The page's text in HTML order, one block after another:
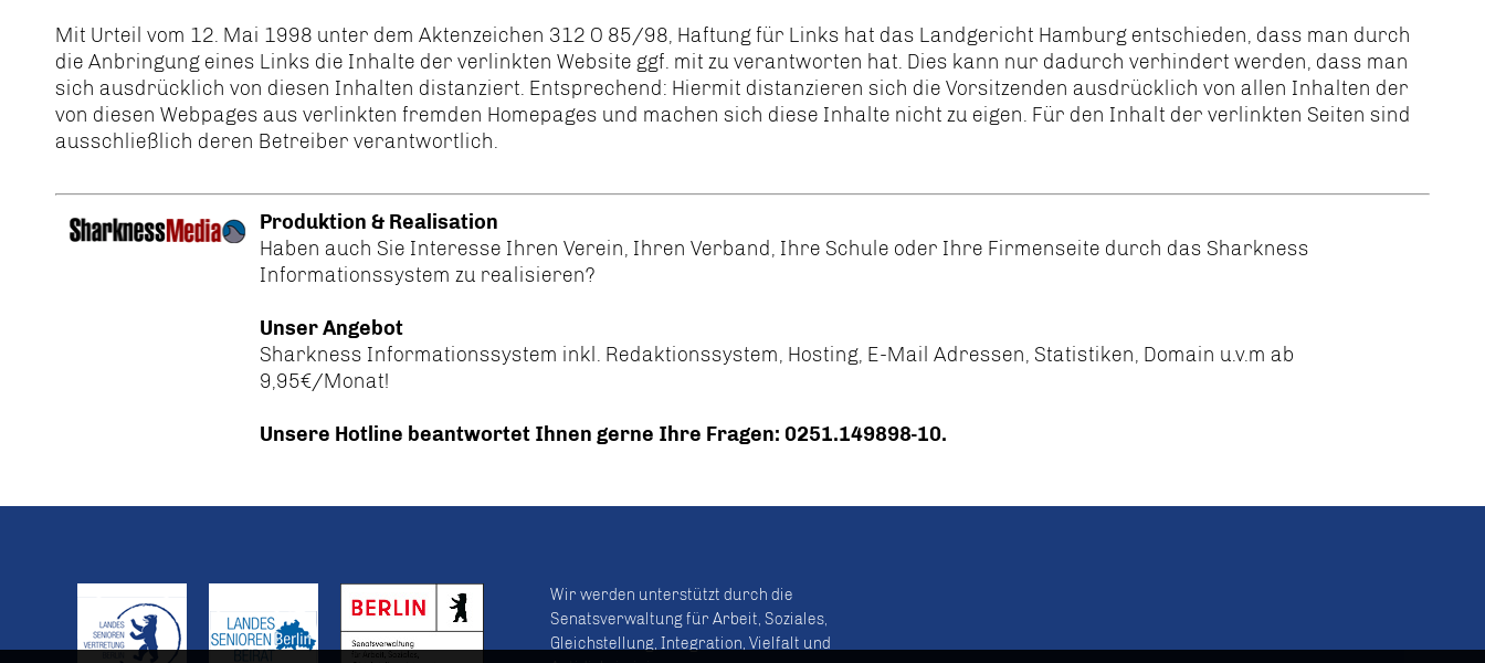
Mit Urteil vom 12. Mai 1998 unter dem Aktenzeichen 312 O 85/98, Haftung für Links hat das Landgericht Hamburg entschieden, dass man durch
die Anbringung eines Links die Inhalte der verlinkten Website ggf. mit zu verantworten hat. Dies kann nur dadurch verhindert werden, dass man
sich ausdrücklich von diesen Inhalten distanziert. Entsprechend: Hiermit distanzieren sich die Vorsitzenden ausdrücklich von allen Inhalten der
von diesen Webpages aus verlinkten fremden Homepages und machen sich diese Inhalte nicht zu eigen. Für den Inhalt der verlinkten Seiten sind
ausschließlich deren Betreiber verantwortlich.
Produktion & Realisation
Haben auch Sie Interesse Ihren Verein, Ihren Verband, Ihre Schule oder Ihre Firmenseite durch das Sharkness
Informationssystem zu realisieren?
Unser Angebot
Sharkness Informationssystem inkl. Redaktionssystem, Hosting, E-Mail Adressen, Statistiken, Domain u.v.m ab
9,95€/Monat!
Unsere Hotline beantwortet Ihnen gerne Ihre Fragen: 0251.149898-10.
Wir werden unterstützt durch die
Senatsverwaltung für Arbeit, Soziales,
Gleichstellung, Integration, Vielfalt und